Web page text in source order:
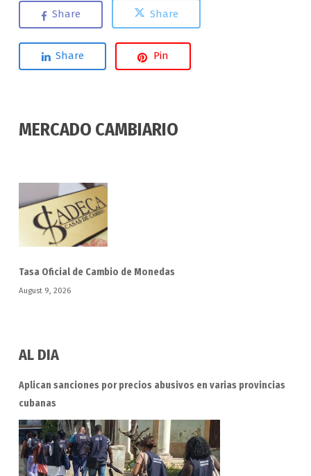
Share Share
Share Pin
MERCADO CAMBIARIO
Tasa Oficial de Cambio de Monedas
August 9, 2026
AL DIA
Aplican sanciones por precios abusivos en varias provincias
cubanas